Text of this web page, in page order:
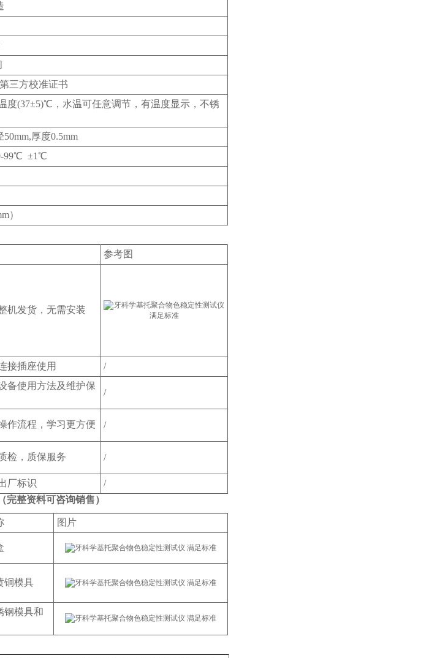
三方校准证书
度(37±5)℃，水温可任意调节，有温度显示，不锈
厚度0.5mm
99℃ ±1℃
）
参考图
机发货，无需安装
接插座使用 /
备使用方法及维护保
/
作流程，学习更方便 /
检，质保服务 /
厂标识
/
整资料可咨询销售）
图片
铜模具
钢模具和